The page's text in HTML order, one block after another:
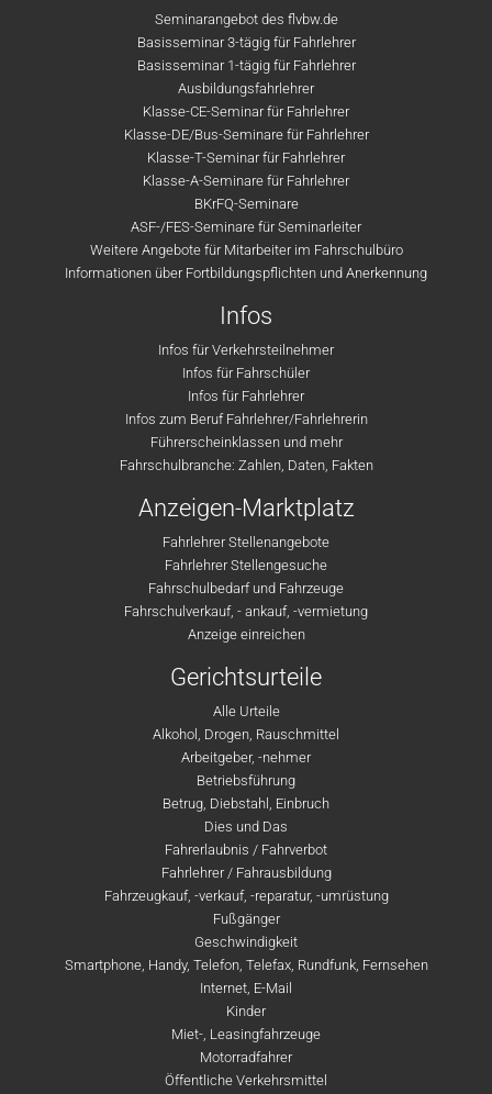
Seminarangebot des flvbw.de
Basisseminar 3-tägig für Fahrlehrer
Basisseminar 1-tägig für Fahrlehrer
Ausbildungsfahrlehrer
Klasse-CE-Seminar für Fahrlehrer
Klasse-DE/Bus-Seminare für Fahrlehrer
Klasse-T-Seminar für Fahrlehrer
Klasse-A-Seminare für Fahrlehrer
BKrFQ-Seminare
ASF-/FES-Seminare für Seminarleiter
Weitere Angebote für Mitarbeiter im Fahrschulbüro
Informationen über Fortbildungspflichten und Anerkennung
Infos
Infos für Verkehrsteilnehmer
Infos für Fahrschüler
Infos für Fahrlehrer
Infos zum Beruf Fahrlehrer/Fahrlehrerin
Führerscheinklassen und mehr
Fahrschulbranche: Zahlen, Daten, Fakten
Anzeigen-Marktplatz
Fahrlehrer Stellenangebote
Fahrlehrer Stellengesuche
Fahrschulbedarf und Fahrzeuge
Fahrschulverkauf, - ankauf, -vermietung
Anzeige einreichen
Gerichtsurteile
Alle Urteile
Alkohol, Drogen, Rauschmittel
Arbeitgeber, -nehmer
Betriebsführung
Betrug, Diebstahl, Einbruch
Dies und Das
Fahrerlaubnis / Fahrverbot
Fahrlehrer / Fahrausbildung
Fahrzeugkauf, -verkauf, -reparatur, -umrüstung
Fußgänger
Geschwindigkeit
Smartphone, Handy, Telefon, Telefax, Rundfunk, Fernsehen
Internet, E-Mail
Kinder
Miet-, Leasingfahrzeuge
Motorradfahrer
Öffentliche Verkehrsmittel